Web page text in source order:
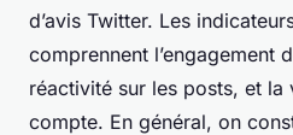
d’avis Twitter. Les
comprennent l’engagement
réactivité sur les posts, et
compte. En général, on